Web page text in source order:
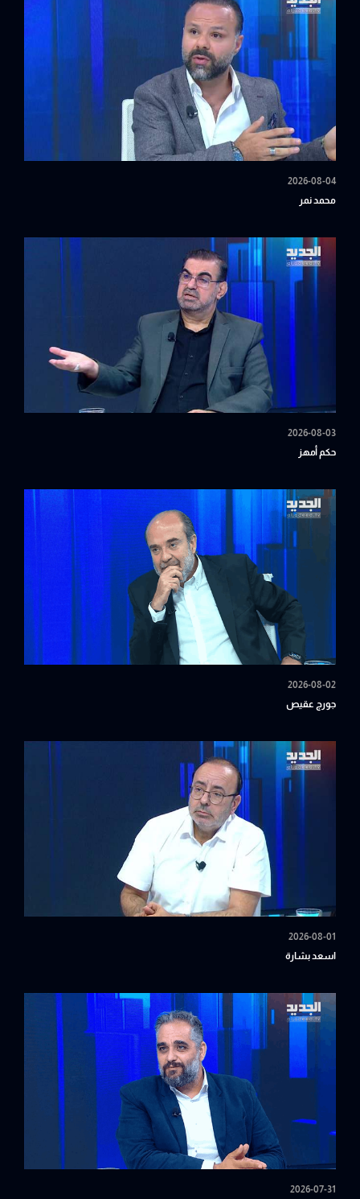
2026-08-04
محمد نمر
2026-08-03
حكم أمهز
2026-08-02
جورج عقيص
2026-08-01
اسعد بشارة
2026-07-31